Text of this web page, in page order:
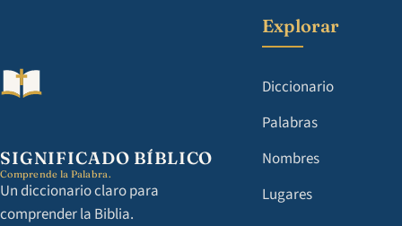
SIGNIFICADO BÍBLICO
Comprende la Palabra.
Un diccionario claro para
comprender la Biblia.
Explorar
Diccionario
Palabras
Nombres
Lugares